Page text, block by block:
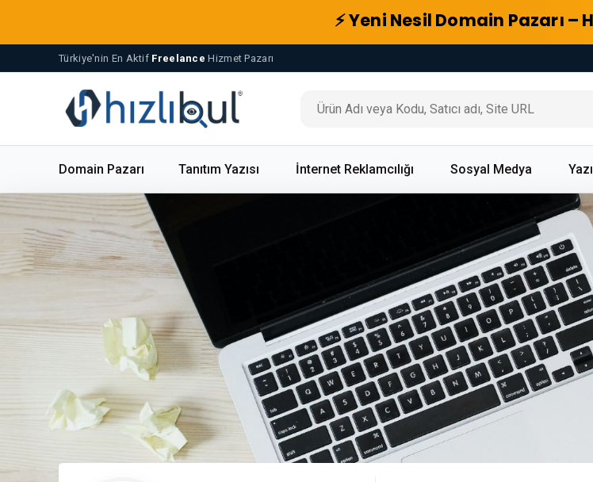
⚡ Yeni Nesil Domain Pazarı –
Türkiye'nin En Aktif Freelance Hizmet Pazarı
Domain Pazarı Tanıtım Yazısı İnternet Reklamcılığı Sosyal Medya